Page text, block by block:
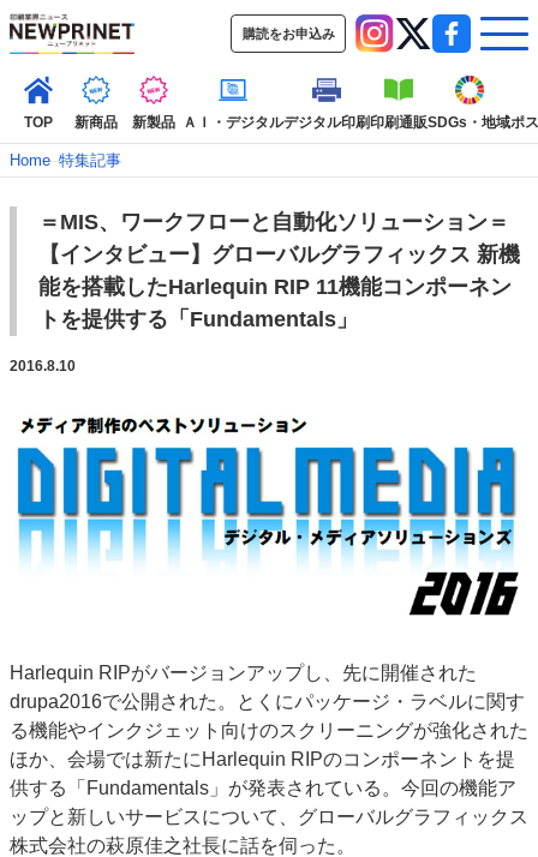
購読をお申込み
TOP 新商品 新製品 ＡＩ・デジタルデジタル印刷印刷通販SDGs・地域ポ
インデックス
TOP
新着記事 特集記事
動画コンテンツ
インタビュー
コレクション
カテゴリー一覧
新商品
市場・統計
人事・移転・異動・訃報
特集記事カテゴリー一覧
2022 見える化・MIS特集
特集・デジタル印刷 アイデアで勝負！ ～多様なビジネス・多彩な商材～
2022 検査・校正特集
案内
発刊案内
JFPI印刷用語集 印刷機材年鑑
運営
会社案内
購読・購入申し込み
サイトポリシー
お問い合わせ
Home–特集記事
＝MIS、ワークフローと自動化ソリューション＝
【インタビュー】グローバルグラフィックス 新機
能を搭載したHarlequin RIP 11機能コンポーネン
トを提供する「Fundamentals」
2016.8.10
Harlequin RIPがバージョンアップし、先に開催された
drupa2016で公開された。とくにパッケージ・ラベルに関す
る機能やインクジェット向けのスクリーニングが強化された
ほか、会場では新たにHarlequin RIPのコンポーネントを提
供する「Fundamentals」が発表されている。今回の機能ア
ップと新しいサービスについて、グローバルグラフィックス
株式会社の萩原佳之社長に話を伺った。